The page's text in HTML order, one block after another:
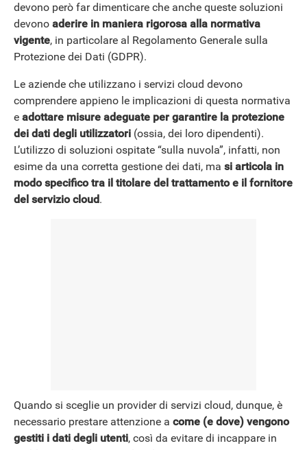
devono però far dimenticare che anche queste soluzioni
devono aderire in maniera rigorosa alla normativa
vigente, in particolare al Regolamento Generale sulla
Protezione dei Dati (GDPR).
Le aziende che utilizzano i servizi cloud devono
comprendere appieno le implicazioni di questa normativa
e adottare misure adeguate per garantire la protezione
dei dati degli utilizzatori (ossia, dei loro dipendenti).
L’utilizzo di soluzioni ospitate “sulla nuvola”, infatti, non
esime da una corretta gestione dei dati, ma si articola in
modo specifico tra il titolare del trattamento e il fornitore
del servizio cloud.
Quando si sceglie un provider di servizi cloud, dunque, è
necessario prestare attenzione a come (e dove) vengono
gestiti i dati degli utenti, così da evitare di incappare in